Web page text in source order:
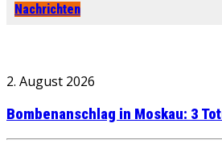
Nachrichten
2. August 2026
Bombenanschlag in Moskau: 3